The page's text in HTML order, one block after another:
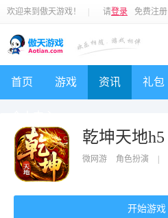
欢迎来到傲天游戏！ 请登录 免费注册
首页 游戏 资讯 礼包
乾坤天地h5
微网游 角色扮演
开始游戏